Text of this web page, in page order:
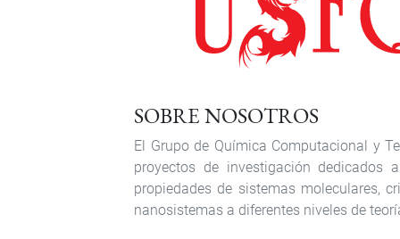
SOBRE NOSOTROS
El Grupo de Química Computacional y
proyectos de investigación dedicados
propiedades de sistemas moleculares,
nanosistemas a diferentes niveles de